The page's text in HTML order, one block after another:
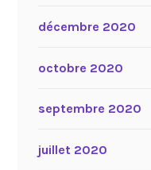
décembre 2020
octobre 2020
septembre 2020
juillet 2020